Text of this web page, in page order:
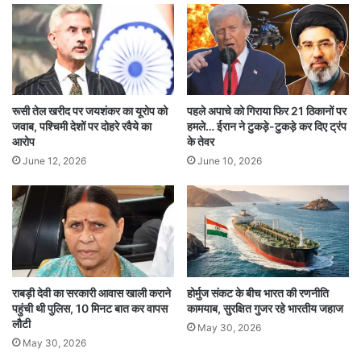
था।
डिजिटल सबूतों की जांच जारी
विशाल को नवीनतम तकनीकी उपकरणों की जानकारी थी,
जिसे वह जंगलों में सक्रिय नक्सलियों के हित में इस्तेमाल
करता था। NIA ने उसके पास से कई डिजिटल सबूत जब्त
किए हैं, जिनकी जांच की जा रही है। एजेंसी को उम्मीद है कि
इससे नक्सलियों के तकनीकी नेटवर्क और रणनीतियों के बारे
में और जानकारियाँ मिलेंगी।
इससे पहले अगस्त 2024 में अजय सिंघल नामक एक और
एजेंट को भी गिरफ्तार किया गया था, जो माओवादी संगठन
की हरियाणा और पंजाब इकाई का प्रमुख था। 2013 में
बेंगलुरु की एक कंपनी पर नाइट विजन डिवाइस सप्लाई करने
रूसी तेल खरीद पर जयशंकर का यूरोप को
जवाब, पश्चिमी देशों पर दोहरे रवैये का
आरोप
June 12, 2026
पहले अपाचे को गिराया फिर 21 ठिकानों पर
हमले… ईरान ने टुकड़े-टुकड़े कर दिए ट्रंप
के तेवर
June 10, 2026
राबड़ी देवी का सरकारी आवास खाली कराने
पहुंची थी पुलिस, 10 मिनट बात कर वापस
लौटी
May 30, 2026
होर्मुज संकट के बीच भारत की रणनीति
कामयाब, सुरक्षित गुजर रहे भारतीय जहाज
May 30, 2026